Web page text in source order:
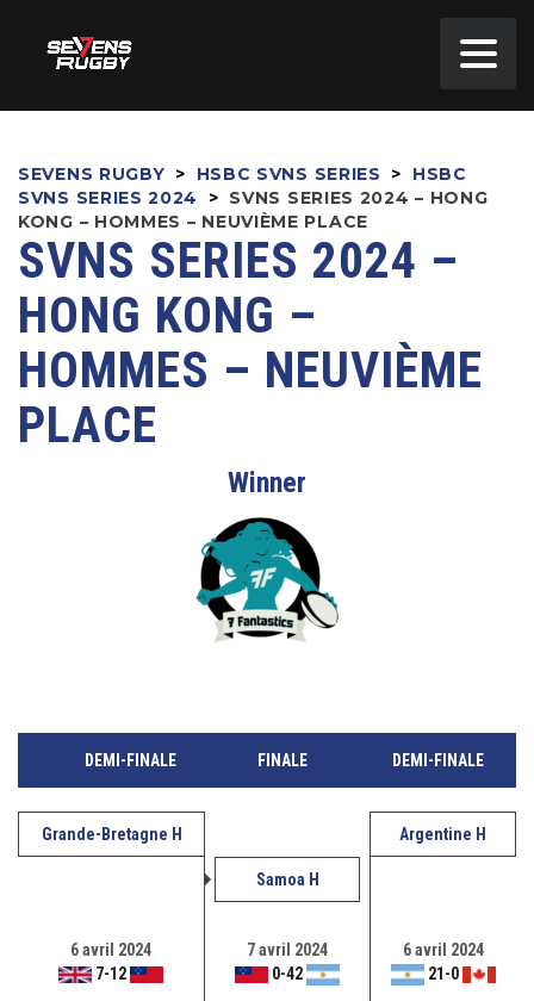
SEVENS RUGBY > HSBC SVNS SERIES >
HSBC
SVNS SERIES 2024
> SVNS SERIES 2024 – HONG
KONG – HOMMES – NEUVIÈME PLACE
SVNS SERIES 2024 –
HONG KONG –
HOMMES – NEUVIÈME
PLACE
Winner
DEMI-FINALE FINALE DEMI-FINALE
Grande-Bretagne H Argentine H
6 avril 2024
7-12
Samoa H
6 avril 2024
21-0
7 avril 2024
0-42